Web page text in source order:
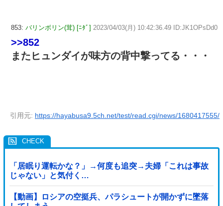
853: バリンボリン(茸) [ﾆﾀﾞ] 2023/04/03(月) 10:42:36.49 ID:JK1OPsDd0
>>852
またヒュンダイが味方の背中撃ってる・・・
引用元: https://hayabusa9.5ch.net/test/read.cgi/news/1680417555/
「居眠り運転かな？」→何度も追突→夫婦「これは事故
じゃない」と気付く…
【動画】ロシアの空挺兵、パラシュートが開かずに墜落